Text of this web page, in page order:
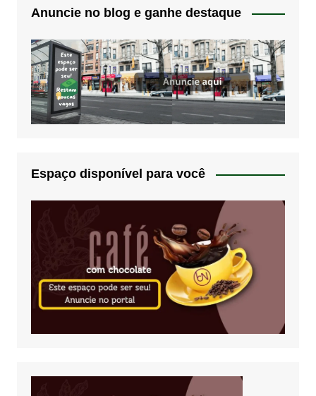
Anuncie no blog e ganhe destaque
Espaço disponível para você